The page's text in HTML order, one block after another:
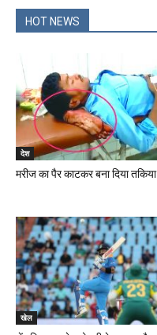
HOT NEWS
देश
मरीज का पैर काटकर बना दिया तकिया
खेल